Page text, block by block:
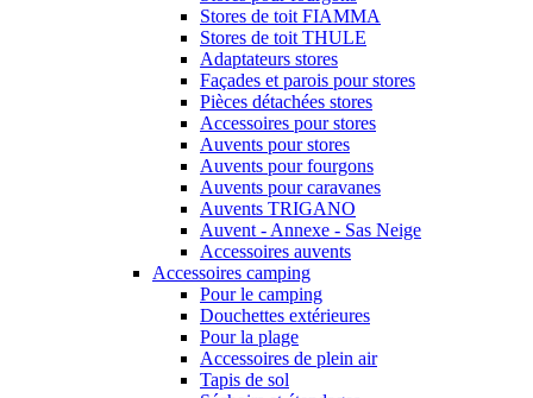
Stores de toit FIAMMA
Stores de toit THULE
Adaptateurs stores
Façades et parois pour stores
Pièces détachées stores
Accessoires pour stores
Auvents pour stores
Auvents pour fourgons
Auvents pour caravanes
Auvents TRIGANO
Auvent - Annexe - Sas Neige
Accessoires auvents
Accessoires camping
Pour le camping
Douchettes extérieures
Pour la plage
Accessoires de plein air
Tapis de sol